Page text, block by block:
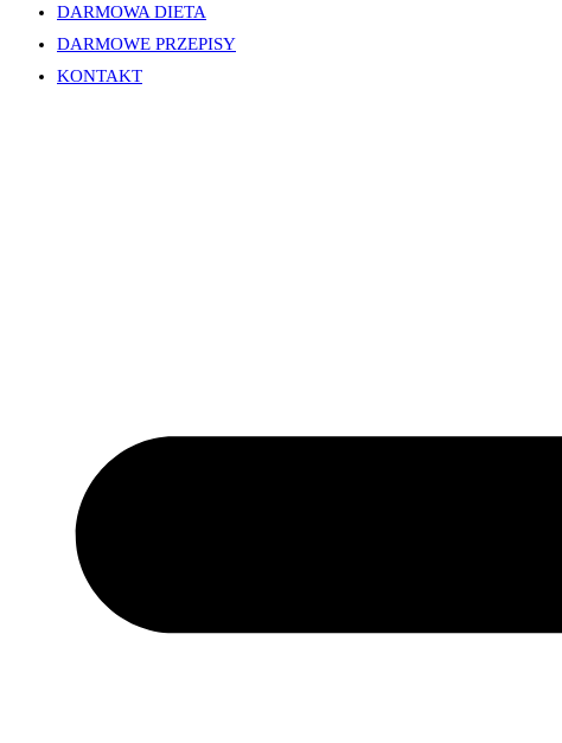
DARMOWA DIETA
DARMOWE PRZEPISY
KONTAKT